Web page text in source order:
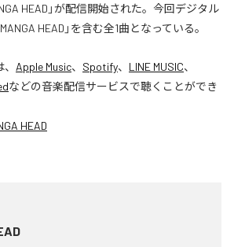
HEAD」が配信開始された。今回デジタル
HEAD」を含む全1曲となっている。
、 Apple Music、 Spotify、 LINE MUSIC、
などの音楽配信サービスで聴くことができ
HEAD